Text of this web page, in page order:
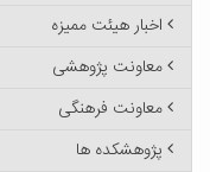
اخبار هیئت ممیزه
معاونت پژوهشی
معاونت فرهنگی
پژوهشکده ها